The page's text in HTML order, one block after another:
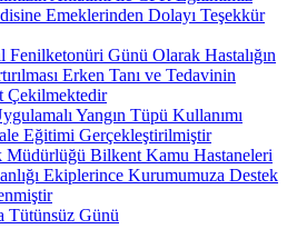
Emeklerinden Dolayı Teşekkür
Fenilketonüri Günü Olarak Hastalığın
Erken Tanı ve Tedavinin
Çekilmektedir
Yangın Tüpü Kullanımı
Eğitimi Gerçekleştirilmiştir
Müdürlüğü Bilkent Kamu Hastaneleri
Ekiplerince Kurumumuza Destek
Tütünsüz Günü